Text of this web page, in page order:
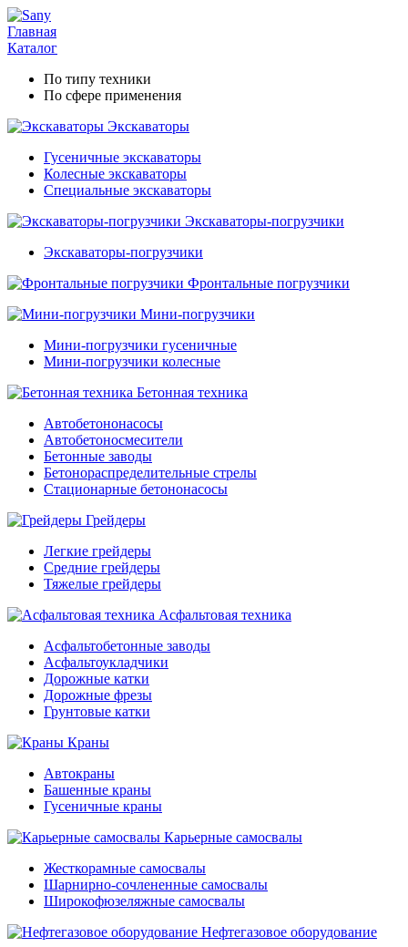
Главная
Каталог
По типу техники
По сфере применения
Экскаваторы
Гусеничные экскаваторы
Колесные экскаваторы
Специальные экскаваторы
Экскаваторы-погрузчики
Экскаваторы-погрузчики
Фронтальные погрузчики
Мини-погрузчики
Мини-погрузчики гусеничные
Мини-погрузчики колесные
Бетонная техника
Автобетононасосы
Автобетоносмесители
Бетонные заводы
Бетонораспределительные стрелы
Стационарные бетононасосы
Грейдеры
Легкие грейдеры
Средние грейдеры
Тяжелые грейдеры
Асфальтовая техника
Асфальтобетонные заводы
Асфальтоукладчики
Дорожные катки
Дорожные фрезы
Грунтовые катки
Краны
Автокраны
Башенные краны
Гусеничные краны
Карьерные самосвалы
Жесткорамные самосвалы
Шарнирно-сочлененные самосвалы
Широкофюзеляжные самосвалы
Нефтегазовое оборудование